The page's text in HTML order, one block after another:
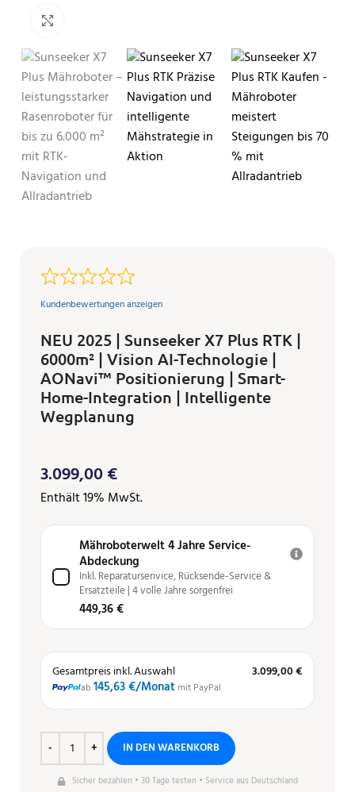
Kundenbewertungen anzeigen
NEU 2025 | Sunseeker X7 Plus RTK |
6000m² | Vision AI-Technologie |
AONavi™ Positionierung | Smart-
Home-Integration | Intelligente
Wegplanung
3.099,00€
Enthält 19% MwSt.
Mähroboterwelt 4 Jahre Service-
Abdeckung
Inkl. Reparaturserivice, Rücksende-Service &
Ersatzteile | 4 volle Jahre sorgenfrei
449,36 €
Gesamtpreis inkl. Auswahl
ab145,63 €/Monat mit PayPal
3.099,00 €
IN DEN WARENKORB
Sicher bezahlen • 30 Tage testen • Service aus Deutschland